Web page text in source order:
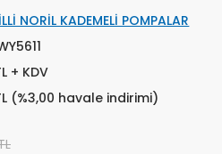
NORİL KADEMELİ POMPALAR
+ KDV
(%3,00 havale indirimi)